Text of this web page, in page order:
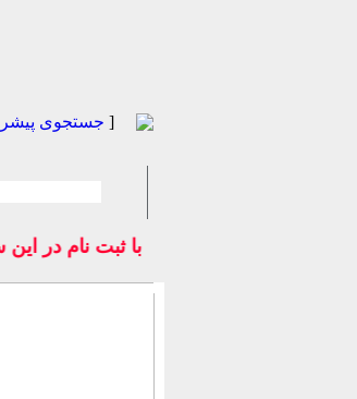
جستجوی ]
با ثبت نام در